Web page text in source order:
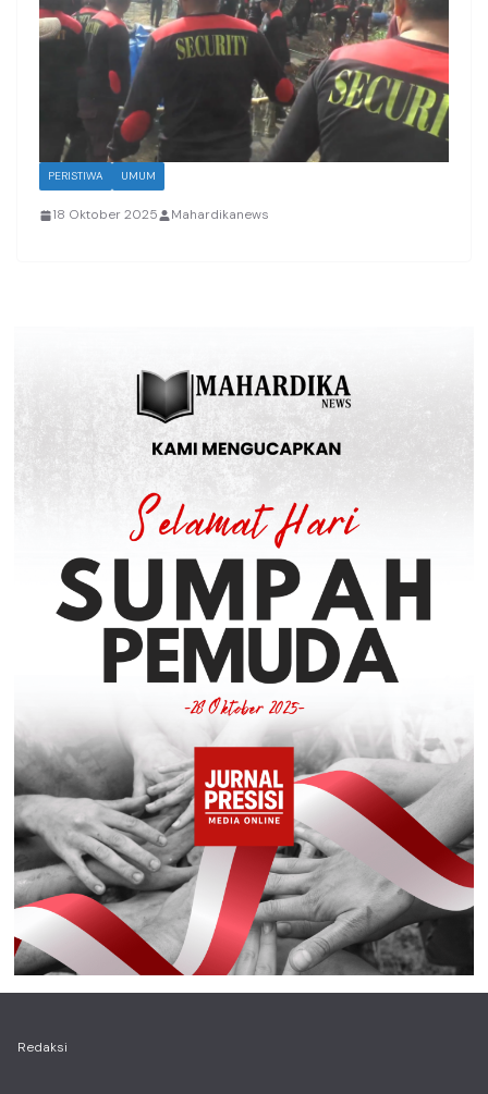
PERISTIWA UMUM
18 Oktober 2025 Mahardikanews
Redaksi